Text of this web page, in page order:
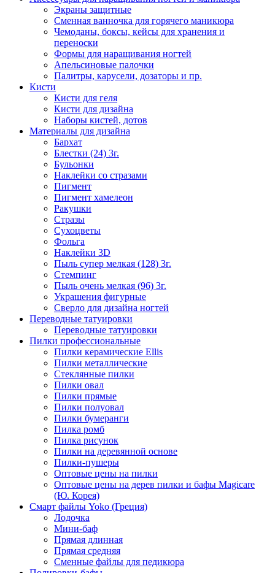
Экраны защитные
Сменная ванночка для горячего маникюра
Чемоданы, боксы, кейсы для хранения и
переноски
Формы для наращивания ногтей
Апельсиновые палочки
Палитры, карусели, дозаторы и пр.
Кисти
Кисти для геля
Кисти для дизайна
Наборы кистей, дотов
Материалы для дизайна
Бархат
Блестки (24) 3г.
Бульонки
Наклейки со стразами
Пигмент
Пигмент хамелеон
Ракушки
Стразы
Сухоцветы
Фольга
Наклейки 3D
Пыль супер мелкая (128) 3г.
Стемпинг
Пыль очень мелкая (96) 3г.
Украшения фигурные
Сверло для дизайна ногтей
Переводные татуировки
Переводные татуировки
Пилки профессиональные
Пилки керамические Ellis
Пилки металлические
Стеклянные пилки
Пилки овал
Пилки прямые
Пилки полуовал
Пилки бумеранги
Пилка ромб
Пилка рисунок
Пилки на деревянной основе
Пилки-пушеры
Оптовые цены на пилки
Оптовые цены на дерев пилки и бафы Magicare
(Ю. Корея)
Смарт файлы Yoko (Греция)
Лодочка
Мини-баф
Прямая длинная
Прямая средняя
Сменные файлы для педикюра